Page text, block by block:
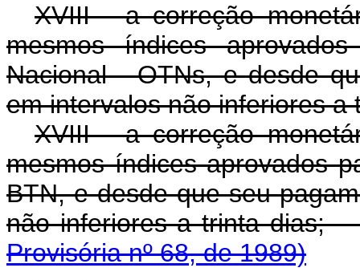
XVIII - a correção
mesmos índices
Nacional - OTNs, e desde
em intervalos não inferiores a
XVIII - a correção
mesmos índices aprovados
BTN, e desde que seu
não inferiores a
Provisória nº 68, de 1989)